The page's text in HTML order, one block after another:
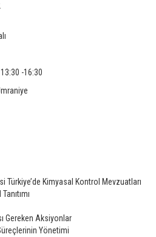
-16:30
Türkiye’de Kimyasal Kontrol Mevzuatları
Gereken Aksiyonlar
Yönetimi